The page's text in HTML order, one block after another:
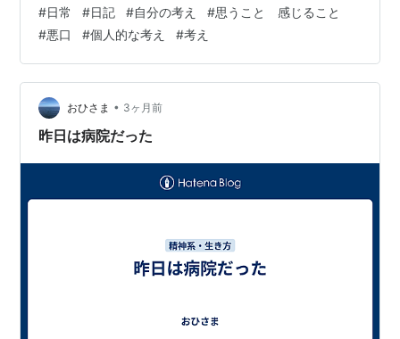
(答えは記事のラストに発表します) さあ本題に参りまし
て… 悪口トークショーという題名の通り今回は悪口をテ
ーマにした記事なのですが 決してこの記事では悪口を言
ったり書いたりする事は無いのですが、改めて思う事が
ありまして 悪口ってね やっぱり言ったらなんだかんだ返
ってくるんですよね…
#日常 #日記 #自分の考え #思うこと 感じること
#悪口 #個人的な考え #考え
おひさま • 3ヶ月前
昨日は病院だった